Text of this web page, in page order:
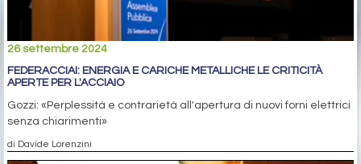
26 settembre 2024
FEDERACCIAI: ENERGIA E CARICHE METALLICHE LE CRITICITÀ
APERTE PER L'ACCIAIO
Gozzi: «Perplessità e contrarietà all'apertura di nuovi forni elettrici
senza chiarimenti»
di Davide Lorenzini